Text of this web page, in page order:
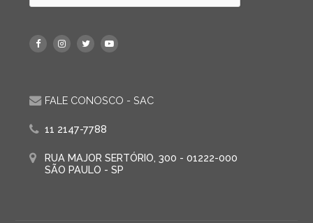
FALE CONOSCO - SAC
11 2147-7788
RUA MAJOR SERTÓRIO, 300 - 01222-000
SÃO PAULO - SP